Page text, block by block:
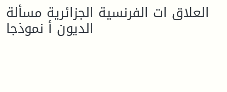
العلاق ات الفرنسية الجزائرية مسألة
الديون أ نموذجا